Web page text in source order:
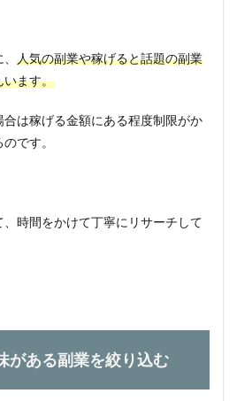
人気の副業や稼げると話題の副業
います。
は稼げる金額にある程度制限がか
です。
時間をかけて丁寧にリサーチして
がある副業を絞り込む